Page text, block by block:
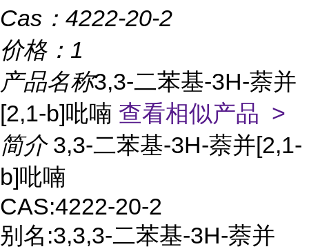
Cas： 4222-20-2
价格： 1
产品名称3,3-二苯基-3H-萘并
[2,1-b]吡喃 查看相似产品 >
简介 3,3-二苯基-3H-萘并[2,1-
b]吡喃
CAS:4222-20-2
别名:3,3,3-二苯基-3H-萘并